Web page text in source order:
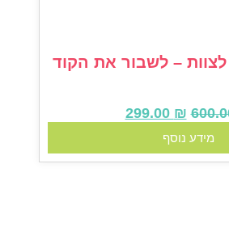
– לשבור את הקוד
299.00 ₪
מידע נוסף